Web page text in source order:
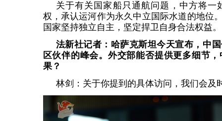
关于有关国家船只通航问题，中方将一
权，承认运河作为永久中立国际水道的地位
国家坚持独立自主，坚定捍卫自身合法权益。
法新社记者：哈萨克斯坦今天宣布，中
区伙伴的峰会。外交部能否提供更多细节
果？
林剑：关于你提到的具体访问，我们会及